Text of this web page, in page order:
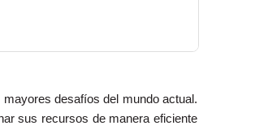
desafíos del mundo actual.
sus recursos de manera eficiente